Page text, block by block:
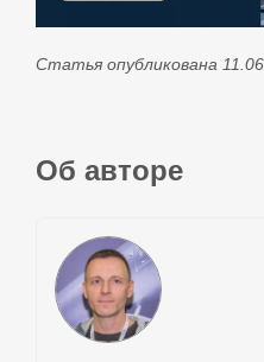
Статья опубликована
Об авторе